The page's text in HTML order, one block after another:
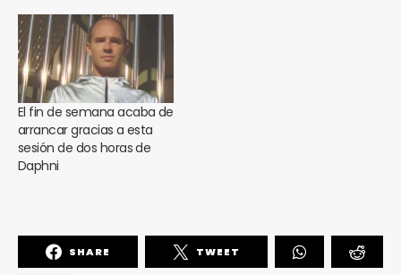
El fin de semana acaba de
arrancar gracias a esta
sesión de dos horas de
Daphni
SHARE TWEET